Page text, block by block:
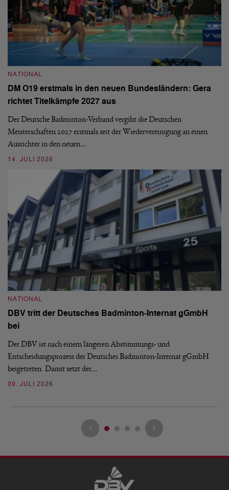
NATIONAL
DM O19 erstmals in den neuen Bundesländern: Gera
richtet Titelkämpfe 2027 aus
Der Deutsche Badminton-Verband vergibt die Deutschen
Meisterschaften 2027 erstmals seit der Wiedervereinigung an einen
Ausrichter in den neuen…
14. JULI 2026
NATIONAL
DBV tritt der Deutsches Badminton-Internat gGmbH
bei
Der DBV ist nach einem längeren Abstimmungs- und
Entscheidungsprozess der Deutsches Badminton-Internat gGmbH
beigetreten. Damit setzt der…
09. JULI 2026